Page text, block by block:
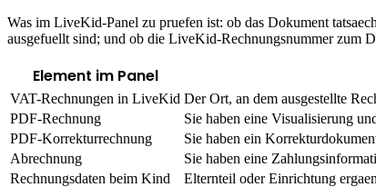
Was im LiveKid-Panel zu pruefen ist: ob das Dokument
ausgefuellt sind; und ob die LiveKid-Rechnungsnummer zum
Element im Panel
VAT-Rechnungen in LiveKid Der Ort, an dem ausgestellte
PDF-Rechnung
Sie haben eine Visualisierung
PDF-Korrekturrechnung
Sie haben ein
Abrechnung
Sie haben eine
Rechnungsdaten beim Kind
Elternteil oder Einrichtung